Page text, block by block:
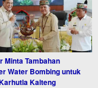
Minta Tambahan
Water Bombing untuk
Kalteng